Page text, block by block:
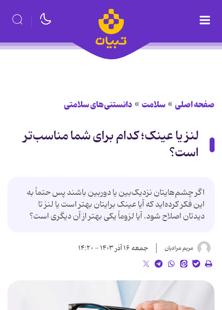
صفحه اصلی سلامت دانستنی‌های سلامتی
لنز یا عینک؛ کدام برای شما مناسب‌تر
است؟
اگر چشم‌هایتان نزدیک‌بین یا دوربین باشند پس حتماً به
این فکر کرده‌اید که آیا عینک برایتان بهتر است یا لنز تا
دیدتان اصلاح شود. آیا لزوماً یکی بهتر از آن دیگری است؟
مریم مرادیان جمعه ۱۶ آذر ۱۴۰۳ - ۱۴:۲۰